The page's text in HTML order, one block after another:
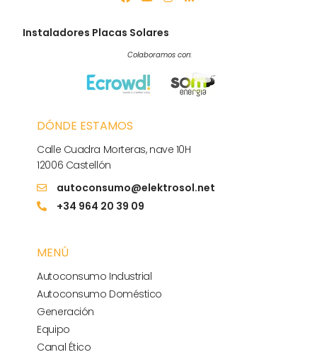
Instaladores Placas Solares
Colaboramos con:
DÓNDE ESTAMOS
Calle Cuadra Morteras, nave 10H
12006 Castellón
autoconsumo@elektrosol.net
+34 964 20 39 09
MENÚ
Autoconsumo Industrial
Autoconsumo Doméstico
Generación
Equipo
Canal Ético